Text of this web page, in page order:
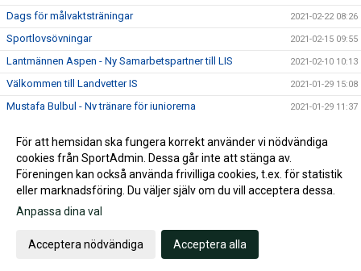
Dags för målvaktsträningar 2021-02-22 08:26
Sportlovsövningar 2021-02-15 09:55
Lantmännen Aspen - Ny Samarbetspartner till LIS 2021-02-10 10:13
Välkommen till Landvetter IS 2021-01-29 15:08
Mustafa Bulbul - Ny tränare för juniorerna 2021-01-29 11:37
Landvetter IS välkomnar Hertzmans Kakel & Klinker in i
värmen
Gå till Webbversion
För att hemsidan ska fungera korrekt använder vi nödvändiga
cookies från SportAdmin. Dessa går inte att stänga av.
Föreningen kan också använda frivilliga cookies, t.ex. för statistik
eller marknadsföring. Du väljer själv om du vill acceptera dessa.
Anpassa dina val
Acceptera nödvändiga Acceptera alla